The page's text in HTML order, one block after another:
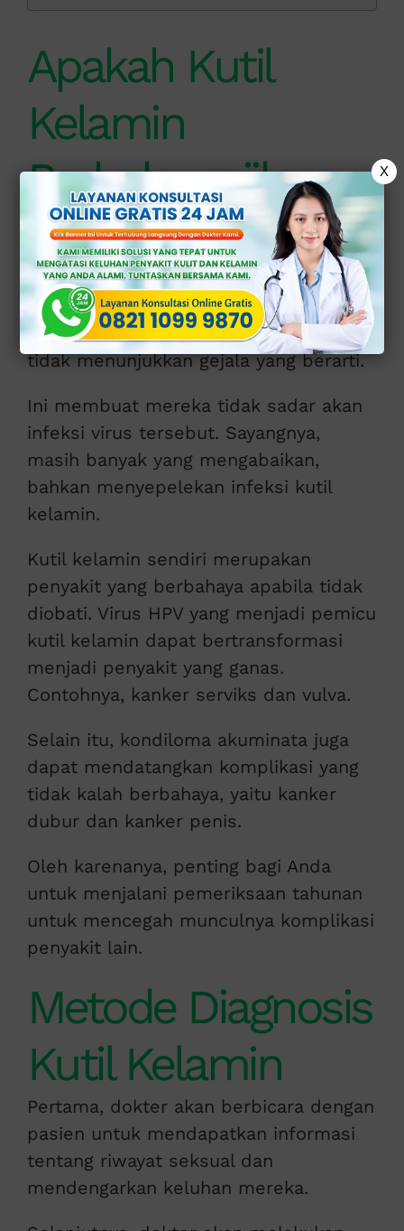
Apakah Kutil
Kelamin
Berbahaya jika
Dibiarkan?
Meskipun kutil kelamin bisa
memunculkan tanda yang terasa dalam
beberapa kasus, sering kali penderita
tidak menunjukkan gejala yang berarti.
Ini membuat mereka tidak sadar akan
infeksi virus tersebut. Sayangnya,
masih banyak yang mengabaikan,
bahkan menyepelekan infeksi kutil
kelamin.
Kutil kelamin sendiri merupakan
penyakit yang berbahaya apabila tidak
diobati. Virus HPV yang menjadi pemicu
kutil kelamin dapat bertransformasi
menjadi penyakit yang ganas.
Contohnya, kanker serviks dan vulva.
Selain itu, kondiloma akuminata juga
dapat mendatangkan komplikasi yang
tidak kalah berbahaya, yaitu kanker
dubur dan kanker penis.
Oleh karenanya, penting bagi Anda
untuk menjalani pemeriksaan tahunan
untuk mencegah munculnya komplikasi
penyakit lain.
Metode Diagnosis
Kutil Kelamin
Pertama, dokter akan berbicara dengan
pasien untuk mendapatkan informasi
tentang riwayat seksual dan
mendengarkan keluhan mereka.
X